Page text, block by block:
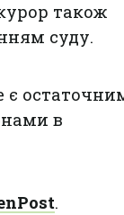
також
суду.
є
в
.